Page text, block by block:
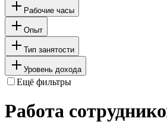
Рабочие часы
Опыт
Тип занятости
Уровень дохода
Ещё фильтры
Работа